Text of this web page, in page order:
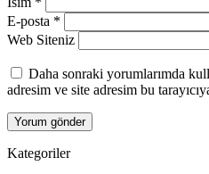
E-posta *
Web Siteniz
Daha sonraki yorumlarımda
adresim ve site adresim bu
Kategoriler